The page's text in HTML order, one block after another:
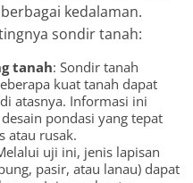
kedalaman.
sondir tanah:
tanah: Sondir tanah
kuat tanah dapat
atasnya. Informasi ini
pondasi yang tepat
atau rusak.
uji ini, jenis lapisan
pasir, atau lanau) dapat